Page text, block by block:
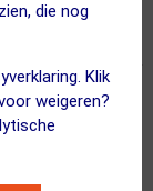
die nog
Klik
weigeren?